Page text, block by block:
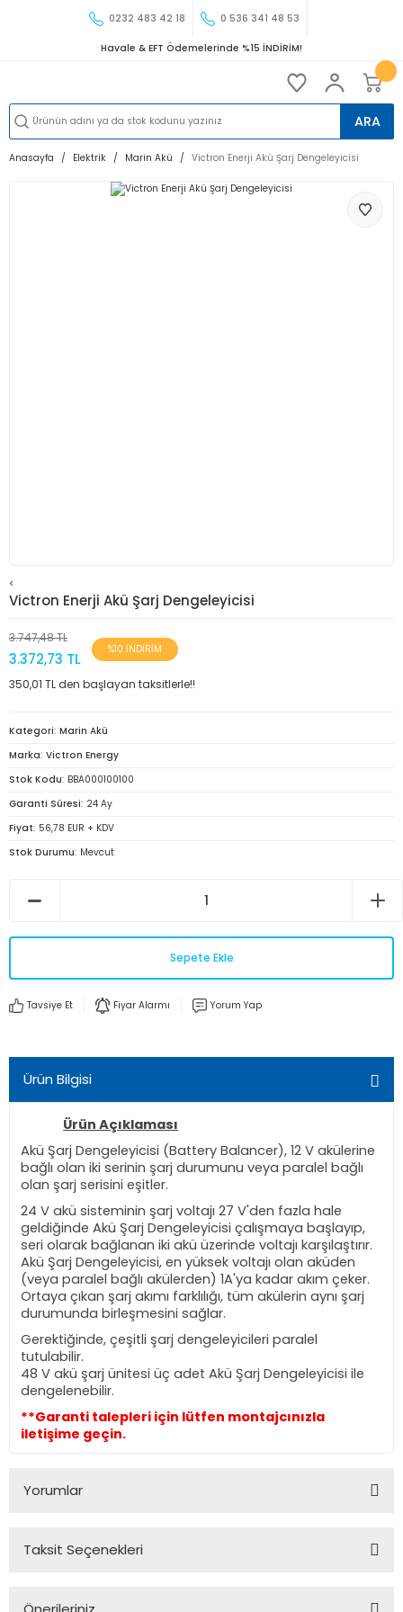
0232 483 42 18 0 536 341 48 53
Havale & EFT Ödemelerinde %15 İNDİRİM!
ARA
Anasayfa Elektrik Marin Akü Victron Enerji Akü Şarj Dengeleyicisi
<
Victron Enerji Akü Şarj Dengeleyicisi
3.747,48 TL
3.372,73 TL
%10 İNDİRİM
350,01 TL den başlayan taksitlerle!!
Kategori Marin Akü
Marka Victron Energy
Stok Kodu BBA000100100
Garanti Süresi 24 Ay
Fiyat 56,78 EUR + KDV
Stok Durumu Mevcut
Sepete Ekle
Tavsiye Et Fiyar Alarmı Yorum Yap
Ürün Bilgisi
Ürün Açıklaması
Akü Şarj Dengeleyicisi (Battery Balancer), 12 V akülerine
bağlı olan iki serinin şarj durumunu veya paralel bağlı
olan şarj serisini eşitler.
24 V akü sisteminin şarj voltajı 27 V'den fazla hale
geldiğinde Akü Şarj Dengeleyicisi çalışmaya başlayıp,
seri olarak bağlanan iki akü üzerinde voltajı karşılaştırır.
Akü Şarj Dengeleyicisi, en yüksek voltajı olan aküden
(veya paralel bağlı akülerden) 1A'ya kadar akım çeker.
Ortaya çıkan şarj akımı farklılığı, tüm akülerin aynı şarj
durumunda birleşmesini sağlar.
Gerektiğinde, çeşitli şarj dengeleyicileri paralel
tutulabilir.
48 V akü şarj ünitesi üç adet Akü Şarj Dengeleyicisi ile
dengelenebilir.
**Garanti talepleri için lütfen montajcınızla
iletişime geçin.
Yorumlar
Taksit Seçenekleri